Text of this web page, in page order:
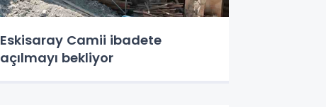
Eskisaray Camii ibadete
açılmayı bekliyor